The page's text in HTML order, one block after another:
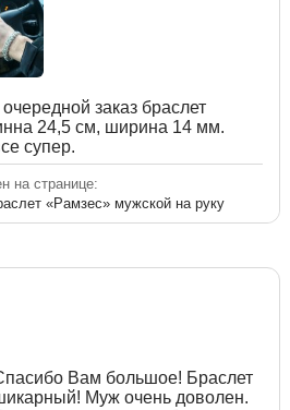
заказ браслет
24,5 см, ширина 14 мм.
супер.
на странице:
«Рамзес» мужской на руку
Вам большое! Браслет
Муж очень доволен.